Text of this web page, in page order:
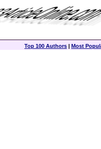
Top 100 Authors | Most